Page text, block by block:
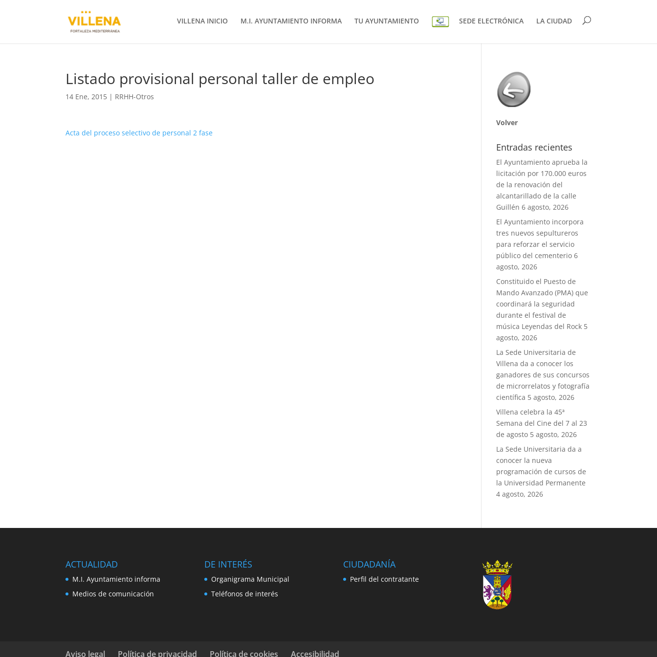
VILLENA INICIO M.I. AYUNTAMIENTO INFORMA TU AYUNTAMIENTO SEDE ELECTRÓNICA LA CIUDAD
Listado provisional personal taller de empleo
14 Ene, 2015 | RRHH-Otros
Acta del proceso selectivo de personal 2 fase
Volver
Entradas recientes
El Ayuntamiento aprueba la
licitación por 170.000 euros
de la renovación del
alcantarillado de la calle
Guillén 6 agosto, 2026
El Ayuntamiento incorpora
tres nuevos sepultureros
para reforzar el servicio
público del cementerio 6
agosto, 2026
Constituido el Puesto de
Mando Avanzado (PMA) que
coordinará la seguridad
durante el festival de
música Leyendas del Rock 5
agosto, 2026
La Sede Universitaria de
Villena da a conocer los
ganadores de sus concursos
de microrrelatos y fotografía
científica 5 agosto, 2026
Villena celebra la 45ª
Semana del Cine del 7 al 23
de agosto 5 agosto, 2026
La Sede Universitaria da a
conocer la nueva
programación de cursos de
la Universidad Permanente
4 agosto, 2026
ACTUALIDAD
M.I. Ayuntamiento informa
Medios de comunicación
DE INTERÉS
Organigrama Municipal
Teléfonos de interés
CIUDADANÍA
Perfil del contratante
Aviso legal Política de privacidad Política de cookies Accesibilidad